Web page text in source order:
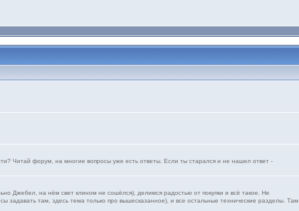
Читай форум, на многие вопросы уже есть ответы. Если ты старался и не нашел ответ -
Джебел, на нём свет клином не сошёлся), делимся радостью от покупки и всё такое. Не
задавать там, здесь тема только про вышесказанное), и все остальные технические разделы. Там